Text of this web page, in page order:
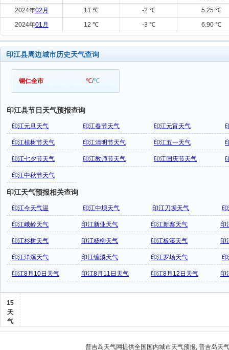
2024年02月 11 ℃ -2 ℃
5.25 ℃
2024年01月 12 ℃ -3 ℃ 6.90 ℃
印江县周边城市历史天气查询
铜仁全市 ℃/℃
印江县节日天气预报查询
印江元旦天气 印江春节天气 印江元宵天气
印江植树节天气 印江清明节天气 印江五一天气
印江七夕节天气 印江教师节天气 印江国庆节天气
印江中秋节天气
印江天气预报相关查询
印江今天气温 印江中坝天气 印江刀坝天气
印江峨岭天气 印江新业天气 印江新寨天气 印
印江杉树天气 印江杨柳天气 印江板溪天气 印
印江洋溪天气 印江缠溪天气 印江罗场天气
印江8月10日天气 印江8月11日天气 印江8月12日天气 印
15
天
气
普吉岛天气网提供全国国内城市天气预报, 普吉岛天